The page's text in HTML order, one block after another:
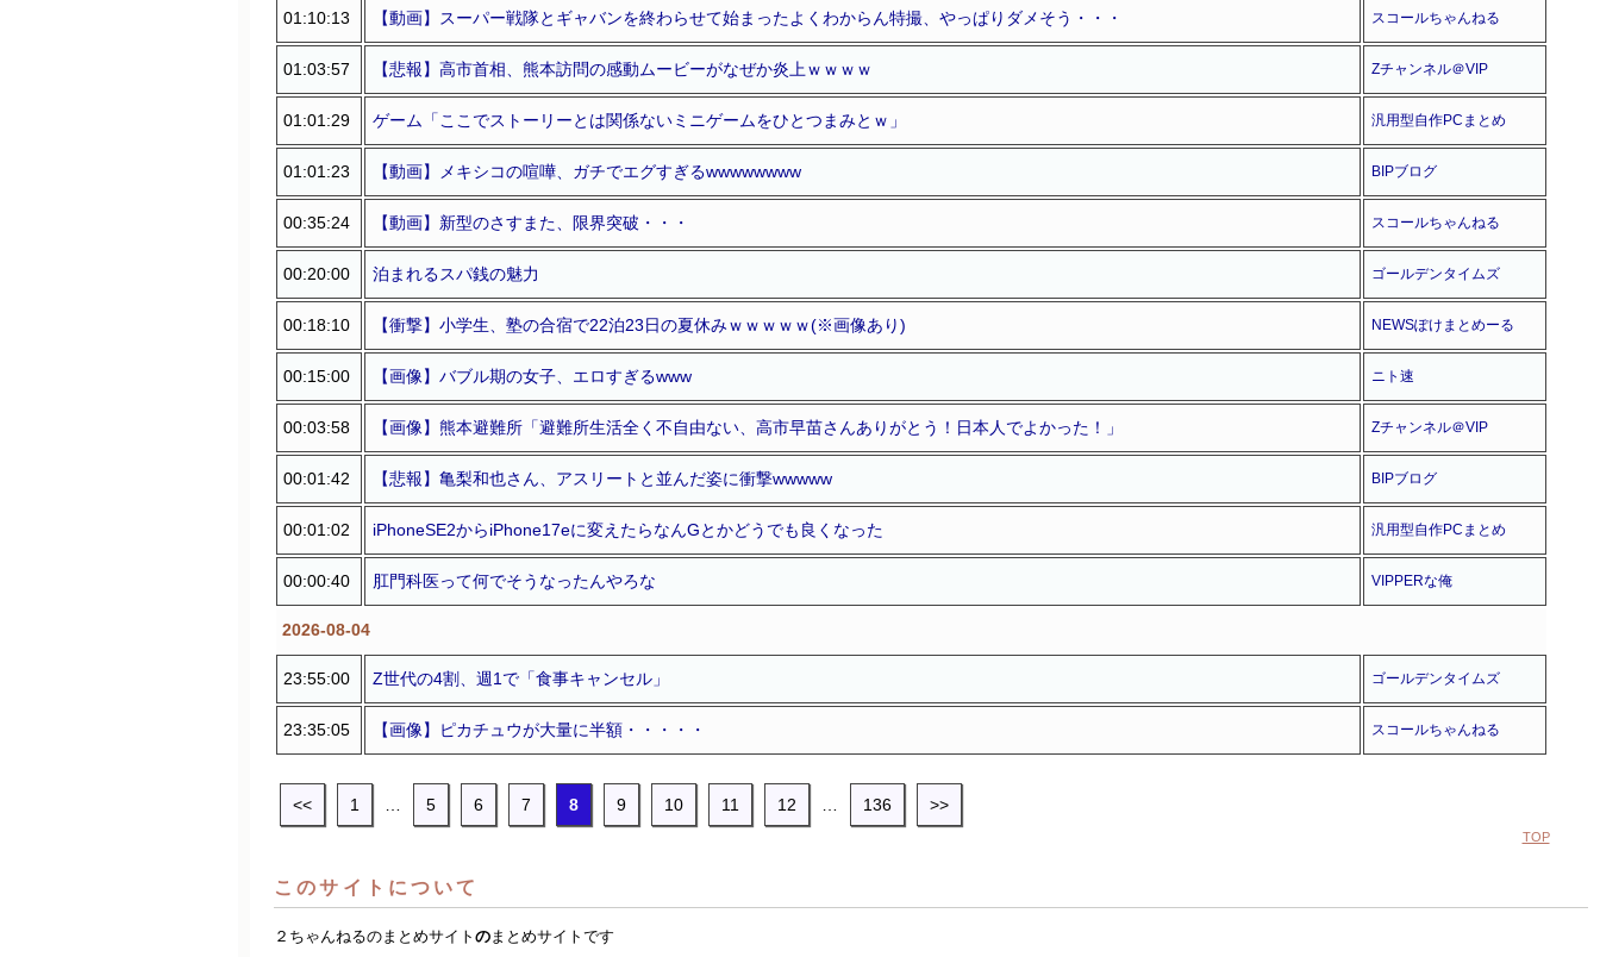
01:10:13 【動画】スーパー戦隊とギャバンを終わらせて始まったよくわからん特撮、やっぱりダメそう・・・ スコールちゃんねる
01:03:57 【悲報】高市首相、熊本訪問の感動ムービーがなぜか炎上ｗｗｗｗ Zチャンネル＠VIP
01:01:29 ゲーム「ここでストーリーとは関係ないミニゲームをひとつまみとｗ」 汎用型自作PCまとめ
01:01:23 【動画】メキシコの喧嘩、ガチでエグすぎるwwwwwwww BIPブログ
00:35:24 【動画】新型のさすまた、限界突破・・・ スコールちゃんねる
00:20:00 泊まれるスパ銭の魅力 ゴールデンタイムズ
00:18:10 【衝撃】小学生、塾の合宿で22泊23日の夏休みｗｗｗｗｗ(※画像あり) NEWSぽけまとめーる
00:15:00 【画像】バブル期の女子、エロすぎるwww ニト速
00:03:58 【画像】熊本避難所「避難所生活全く不自由ない、高市早苗さんありがとう！日本人でよかった！」 Zチャンネル＠VIP
00:01:42 【悲報】亀梨和也さん、アスリートと並んだ姿に衝撃wwwww BIPブログ
00:01:02 iPhoneSE2からiPhone17eに変えたらなんGとかどうでも良くなった 汎用型自作PCまとめ
00:00:40 肛門科医って何でそうなったんやろな VIPPERな俺
2026-08-04
23:55:00 Z世代の4割、週1で「食事キャンセル」 ゴールデンタイムズ
23:35:05 【画像】ピカチュウが大量に半額・・・・・ スコールちゃんねる
<< 1 5 6 7 8 9 10 11 12 136 >>
TOP
このサイトについて
２ちゃんねるのまとめサイト の まとめサイトです